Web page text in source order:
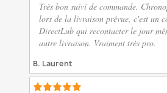
Très bon suivi de commande.
lors de la livraison prévue, c'est un
DirectLub qui recontacter le jour
autre livraison. Vraiment très pro.
B. Laurent